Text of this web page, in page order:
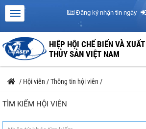
Đăng ký nhận tin ngày
HIỆP HỘI CHẾ BIẾN VÀ
THỦY SẢN VIỆT NAM
/ Hội viên /Thông tin hội viên /
TÌM KIẾM HỘI VIÊN